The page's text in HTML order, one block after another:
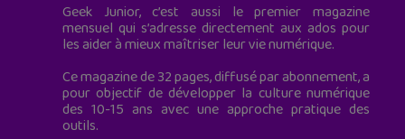
Geek Junior, c’est aussi le premier magazine
mensuel qui s’adresse directement aux ados pour
les aider à mieux maîtriser leur vie numérique.
Ce magazine de 32 pages, diffusé par abonnement, a
pour objectif de développer la culture numérique
des 10-15 ans avec une approche pratique des
outils.